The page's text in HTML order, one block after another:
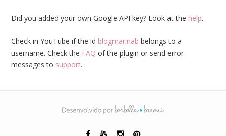
Did you added your own Google API key? Look at the help.
Check in YouTube if the id blogmarinab belongs to a
username. Check the FAQ of the plugin or send error
messages to support.